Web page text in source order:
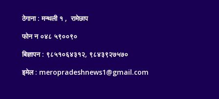
ठेगाना : मन्थली १ , रामेछाप
फोन न ०४८ ५९००९०
बिज्ञापन : ९८५१०६४३१२, ९८४३९२७५७०
इमेल : meropradeshnews1@gmail.com